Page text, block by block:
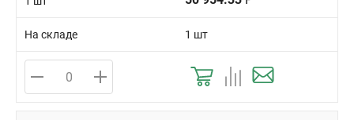
На складе 1 шт